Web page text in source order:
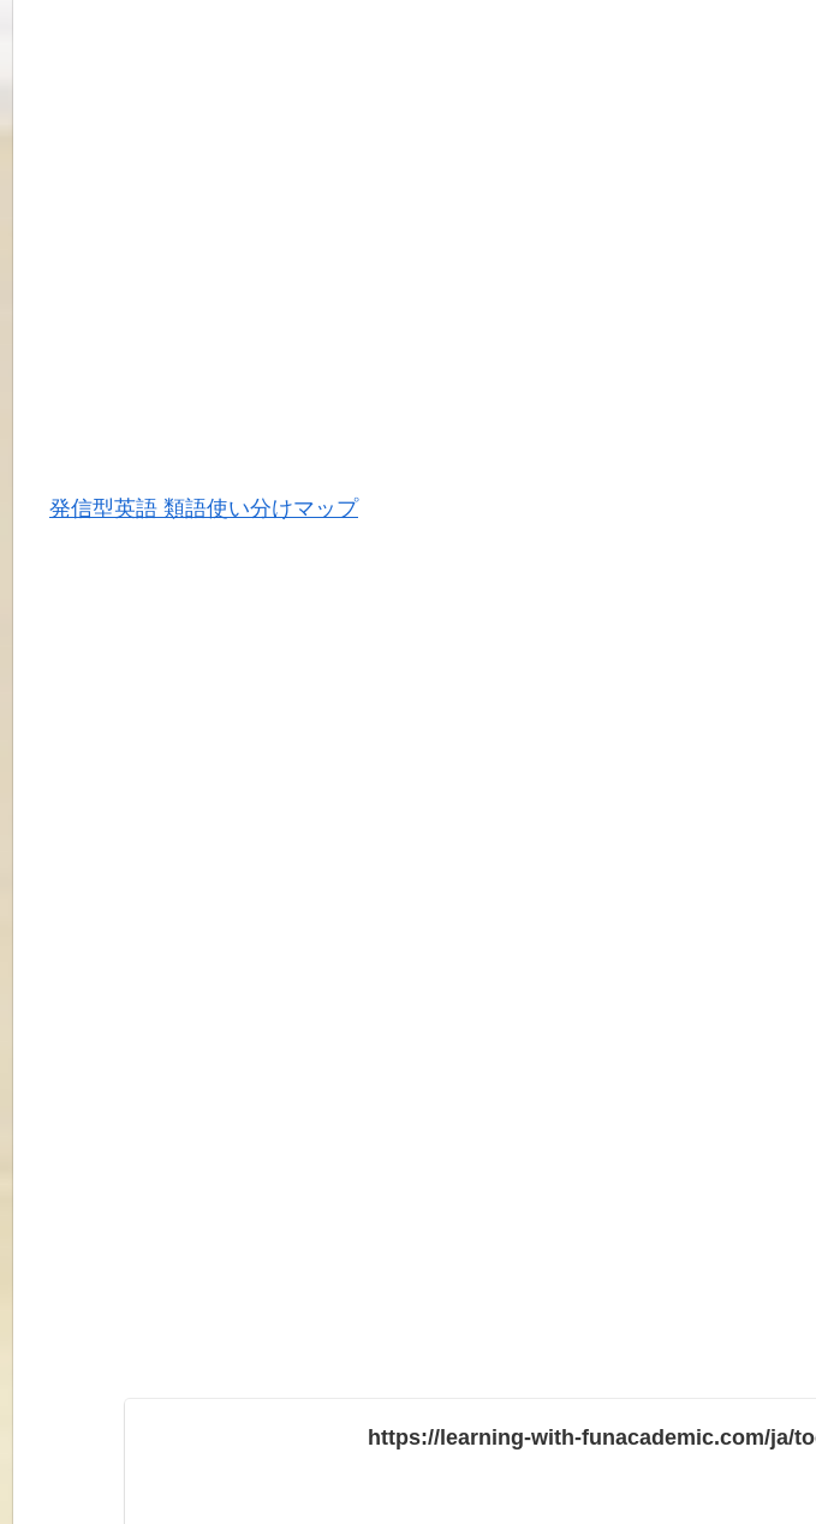
発信型英語 類語使い分けマップ
https://learning-with-funacademic.com/ja/